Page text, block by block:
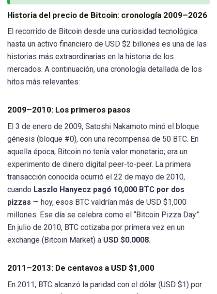
Historia del precio de Bitcoin: cronología 2009–2026
El recorrido de Bitcoin desde una curiosidad tecnológica
hasta un activo financiero de USD $2 billones es una de las
historias más extraordinarias en la historia de los
mercados. A continuación, una cronología detallada de los
hitos más relevantes:
2009–2010: Los primeros pasos
El 3 de enero de 2009, Satoshi Nakamoto minó el bloque
génesis (bloque #0), con una recompensa de 50 BTC. En
aquella época, Bitcoin no tenía valor monetario; era un
experimento de dinero digital peer-to-peer. La primera
transacción conocida ocurrió el 22 de mayo de 2010,
cuando Laszlo Hanyecz pagó 10,000 BTC por dos
pizzas — hoy, esos BTC valdrían más de USD $1,000
millones. Ese día se celebra como el “Bitcoin Pizza Day”.
En julio de 2010, BTC cotizaba por primera vez en un
exchange (Bitcoin Market) a USD $0.0008.
2011–2013: De centavos a USD $1,000
En 2011, BTC alcanzó la paridad con el dólar (USD $1) por